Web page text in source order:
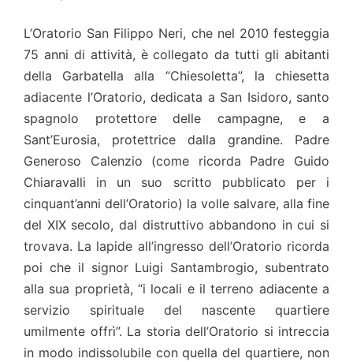
L’Oratorio San Filippo Neri, che nel 2010 festeggia
75 anni di attività, è collegato da tutti gli abitanti
della Garbatella alla “Chiesoletta”, la chiesetta
adiacente l’Oratorio, dedicata a San Isidoro, santo
spagnolo protettore delle campagne, e a
Sant’Eurosia, protettrice dalla grandine. Padre
Generoso Calenzio (come ricorda Padre Guido
Chiaravalli in un suo scritto pubblicato per i
cinquant’anni dell’Oratorio) la volle salvare, alla fine
del XIX secolo, dal distruttivo abbandono in cui si
trovava. La lapide all’ingresso dell’Oratorio ricorda
poi che il signor Luigi Santambrogio, subentrato
alla sua proprietà, “i locali e il terreno adiacente a
servizio spirituale del nascente quartiere
umilmente offrì”. La storia dell’Oratorio si intreccia
in modo indissolubile con quella del quartiere, non